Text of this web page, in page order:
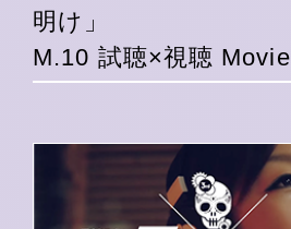
明け」
M.10 試聴×視聴 Movie